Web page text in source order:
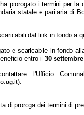
prorogato i termini per
statale e paritaria di
dal link in fondo a
e scaricabile in fondo
entro il 30 settembre
l'Ufficio
di proroga dei termini di